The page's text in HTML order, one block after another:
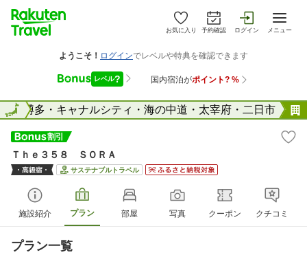
お気に入り 予約確認 ログイン メニュー
博多・キャナルシティ・海の中道・太宰府・二日市
全国
Ｔｈｅ３５８ ＳＯＲＡ
サステナブルトラベル
施設紹介 プラン 部屋 写真 クーポン クチコミ
プラン一覧